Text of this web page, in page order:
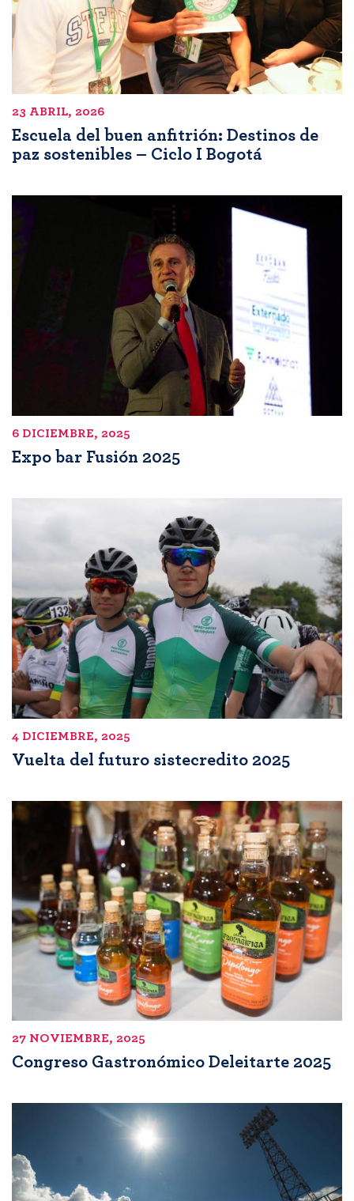
23 ABRIL, 2026
Escuela del buen anfitrión: Destinos de
paz sostenibles – Ciclo I Bogotá
6 DICIEMBRE, 2025
Expo bar Fusión 2025
4 DICIEMBRE, 2025
Vuelta del futuro sistecredito 2025
27 NOVIEMBRE, 2025
Congreso Gastronómico Deleitarte 2025